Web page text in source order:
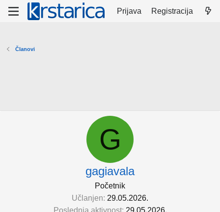
Prijava Registracija
Članovi
G
gagiavala
Početnik
Učlanjen 29.05.2026.
Poslednja aktivnost 29.05.2026.